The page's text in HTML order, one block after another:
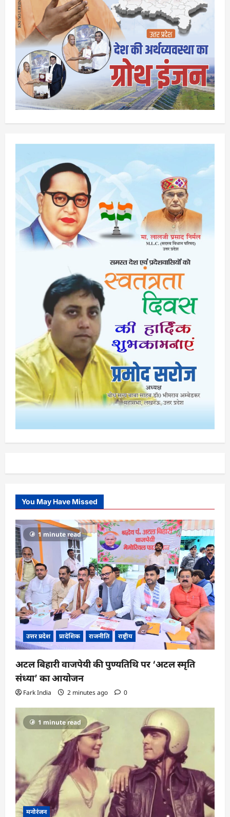
You May Have Missed
1 minute read
उत्तर प्रदेश प्रादेशिक राजनीति राष्ट्रीय
अटल बिहारी वाजपेयी की पुण्यतिथि पर ‘अटल स्मृति
संध्या’ का आयोजन
Fark India 2 minutes ago 0
1 minute read
मनोरंजन